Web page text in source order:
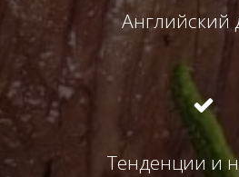
Английский
Тенденции и